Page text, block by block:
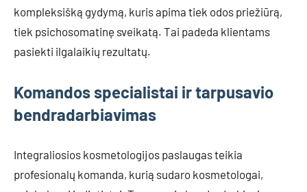
kompleksišką gydymą, kuris apima tiek odos priežiūrą,
tiek psichosomatinę sveikatą. Tai padeda klientams
pasiekti ilgalaikių rezultatų.
Komandos specialistai ir tarpusavio
bendradarbiavimas
Integraliosios kosmetologijos paslaugas teikia
profesionalų komanda, kurią sudaro kosmetologai,